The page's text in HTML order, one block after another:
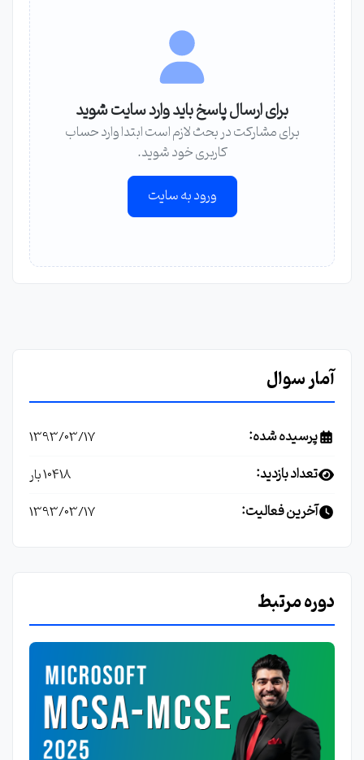
برای ارسال پاسخ باید وارد سایت شوید
برای مشارکت در بحث لازم است ابتدا وارد حساب
کاربری خود شوید.
ورود به سایت
آمار سوال
پرسیده شده: 1393/03/17
تعداد بازدید: 10418 بار
آخرین فعالیت: 1393/03/17
دوره مرتبط